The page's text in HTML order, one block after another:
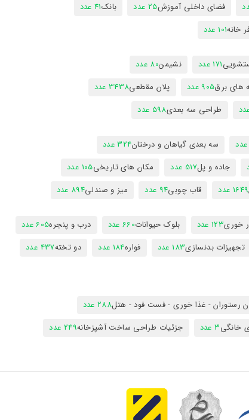
فضای داخلی آموزش25 عدد بانک41 عدد
خانه101 عدد
171 عدد نشیمن80 عدد
های برق905 عدد پلان مقطعی3438 عدد
طراحی سه بعدی598 عدد
سه بعدی گیاهان و درختان324 عدد
جاده و پل517 عدد مکان های تاریخی105 عدد
1649 عدد قاب چوبی94 عدد میز و صندلی894 عدد
خوری123 عدد بلوک حیوانات660 عدد درب و پنجره605 عدد
تجهیزات بدنسازی183 عدد فواره184 عدد دو تخته437 عدد
رستوران - غذا خوری - فست فود - هتل288 عدد
خانگی3 عدد جزئیات طراحی ساخت آشپزخانه249 عدد